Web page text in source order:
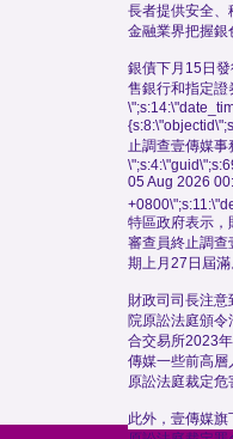
長者提供安全、
金融業界把握銀
銀債下月15日
售銀行和指定證
止調查壹傳媒事
05 Aug 2026
特區政府表示，
審查員終止調查
期上月27日屆
財政司司長注
院原訟法庭頒
合交易所2023
傳媒一些前高
原訟法庭裁定
此外，壹傳媒